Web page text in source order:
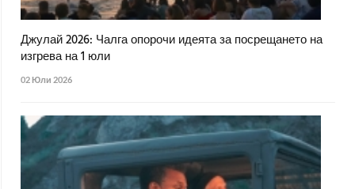
Джулай 2026: Чалга опорочи идеята за посрещането на
изгрева на 1 юли
02 Юли 2026